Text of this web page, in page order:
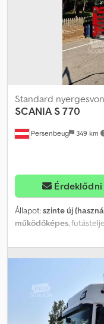
légkondicionálás,
dohányzó jármű,
sávelytés-támogató,
770, teljes
jármű. Az autó
Persenbeug 349 km
Standard
SCANIA S 770
Érdeklődni
Állapot:szinte új
működőképes,
, első
üzemanyagtípus:dízel,
hajtástípus:automata,
,
Felszereltség:
ABS,
abroncsnyomás-
stabilitásprogram